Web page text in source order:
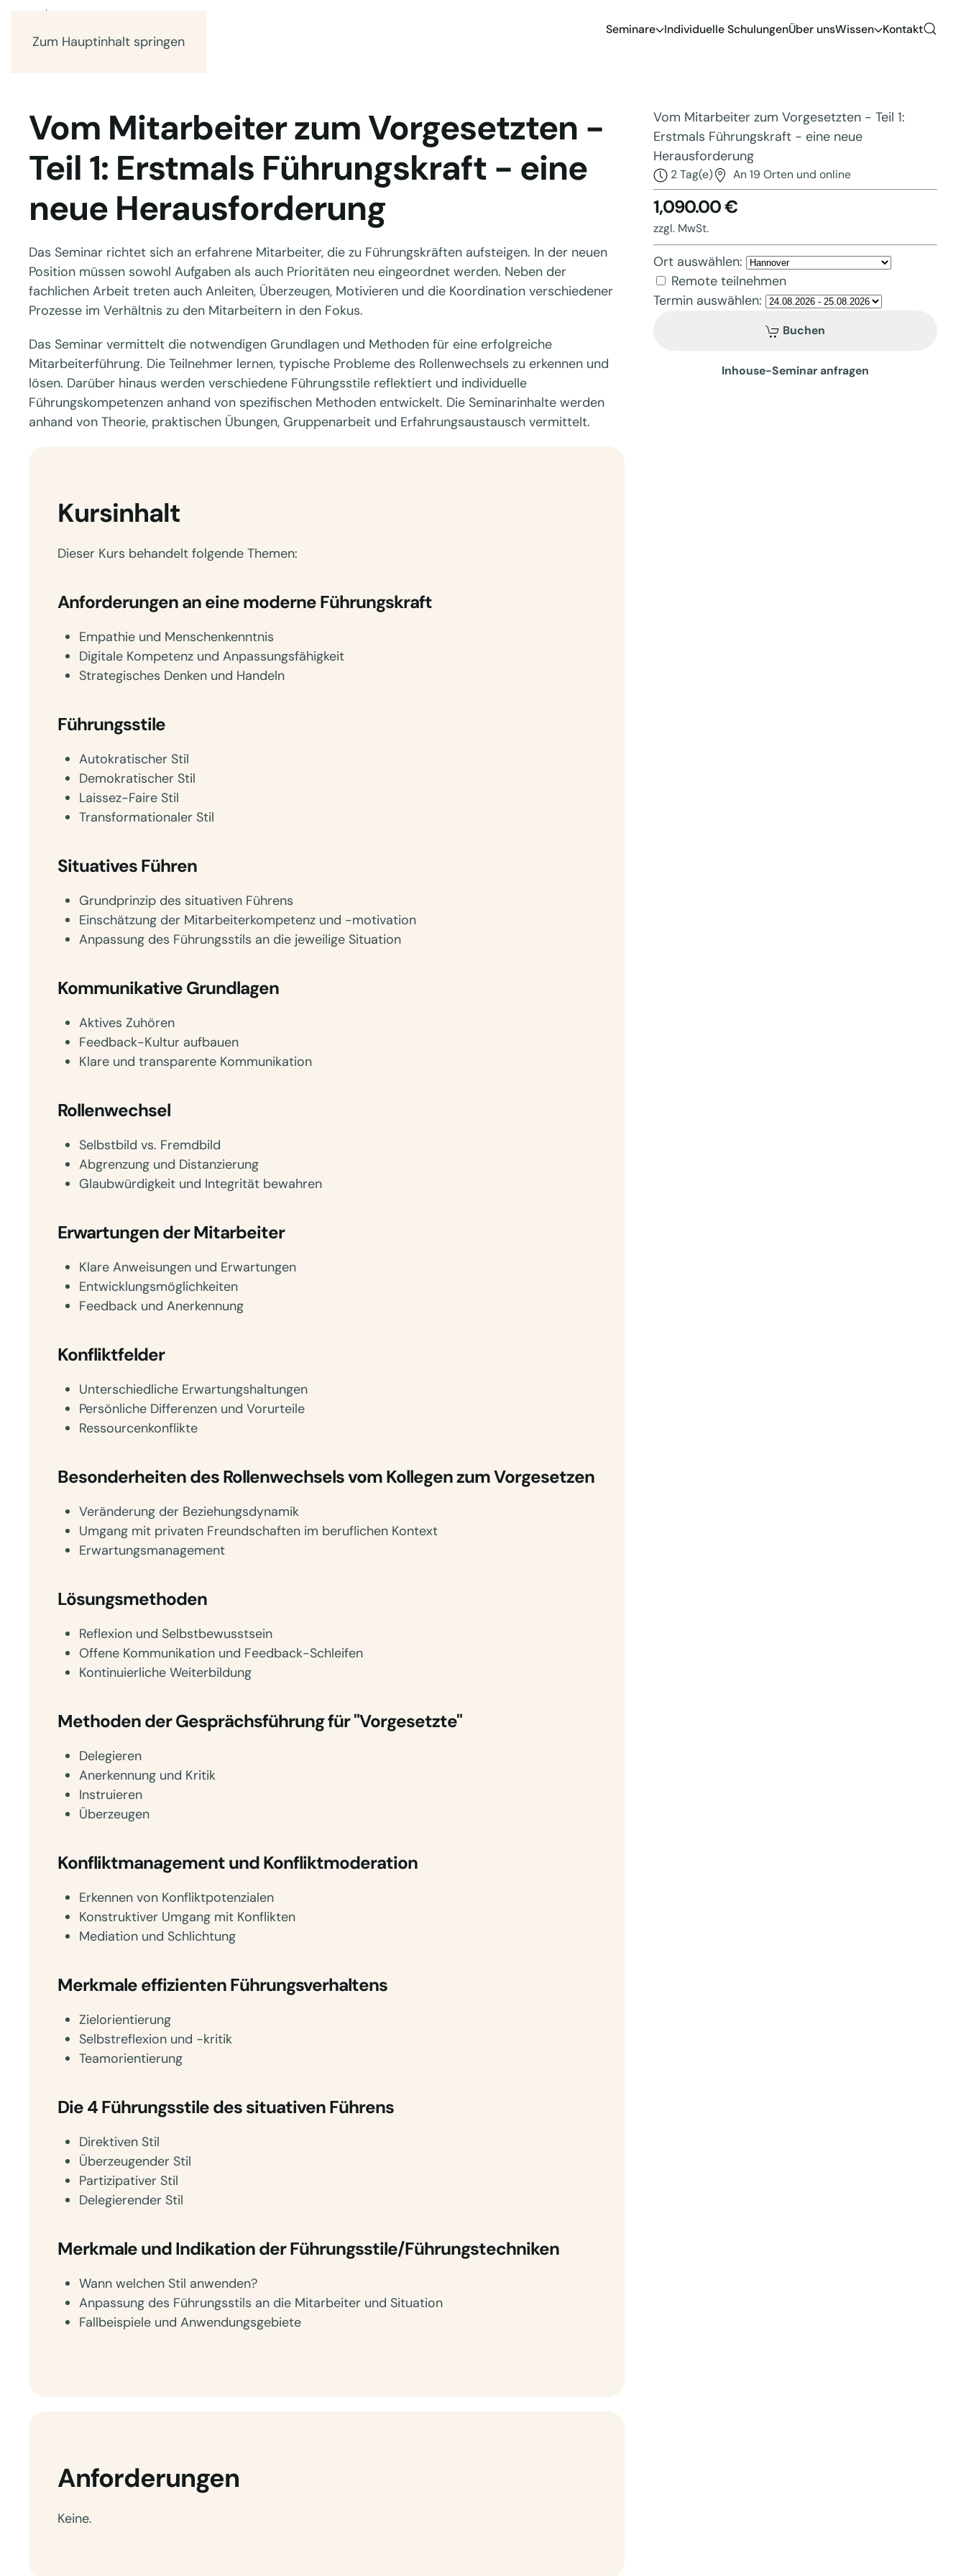
Zum Hauptinhalt springen
Seminare Individuelle SchulungenÜber unsWissen Kontakt
Vom Mitarbeiter zum Vorgesetzten -
Teil 1: Erstmals Führungskraft - eine
neue Herausforderung
Das Seminar richtet sich an erfahrene Mitarbeiter, die zu Führungskräften aufsteigen. In der neuen
Position müssen sowohl Aufgaben als auch Prioritäten neu eingeordnet werden. Neben der
fachlichen Arbeit treten auch Anleiten, Überzeugen, Motivieren und die Koordination verschiedener
Prozesse im Verhältnis zu den Mitarbeitern in den Fokus.
Das Seminar vermittelt die notwendigen Grundlagen und Methoden für eine erfolgreiche
Mitarbeiterführung. Die Teilnehmer lernen, typische Probleme des Rollenwechsels zu erkennen und
lösen. Darüber hinaus werden verschiedene Führungsstile reflektiert und individuelle
Führungskompetenzen anhand von spezifischen Methoden entwickelt. Die Seminarinhalte werden
anhand von Theorie, praktischen Übungen, Gruppenarbeit und Erfahrungsaustausch vermittelt.
Kursinhalt
Dieser Kurs behandelt folgende Themen:
Anforderungen an eine moderne Führungskraft
Empathie und Menschenkenntnis
Digitale Kompetenz und Anpassungsfähigkeit
Strategisches Denken und Handeln
Führungsstile
Autokratischer Stil
Demokratischer Stil
Laissez-Faire Stil
Transformationaler Stil
Situatives Führen
Grundprinzip des situativen Führens
Einschätzung der Mitarbeiterkompetenz und -motivation
Anpassung des Führungsstils an die jeweilige Situation
Kommunikative Grundlagen
Aktives Zuhören
Feedback-Kultur aufbauen
Klare und transparente Kommunikation
Rollenwechsel
Selbstbild vs. Fremdbild
Abgrenzung und Distanzierung
Glaubwürdigkeit und Integrität bewahren
Erwartungen der Mitarbeiter
Klare Anweisungen und Erwartungen
Entwicklungsmöglichkeiten
Feedback und Anerkennung
Konfliktfelder
Unterschiedliche Erwartungshaltungen
Persönliche Differenzen und Vorurteile
Ressourcenkonflikte
Besonderheiten des Rollenwechsels vom Kollegen zum Vorgesetzen
Veränderung der Beziehungsdynamik
Umgang mit privaten Freundschaften im beruflichen Kontext
Erwartungsmanagement
Lösungsmethoden
Reflexion und Selbstbewusstsein
Offene Kommunikation und Feedback-Schleifen
Kontinuierliche Weiterbildung
Methoden der Gesprächsführung für "Vorgesetzte"
Delegieren
Anerkennung und Kritik
Instruieren
Überzeugen
Konfliktmanagement und Konfliktmoderation
Erkennen von Konfliktpotenzialen
Konstruktiver Umgang mit Konflikten
Mediation und Schlichtung
Merkmale effizienten Führungsverhaltens
Zielorientierung
Selbstreflexion und -kritik
Teamorientierung
Die 4 Führungsstile des situativen Führens
Direktiven Stil
Überzeugender Stil
Partizipativer Stil
Delegierender Stil
Merkmale und Indikation der Führungsstile/Führungstechniken
Wann welchen Stil anwenden?
Anpassung des Führungsstils an die Mitarbeiter und Situation
Fallbeispiele und Anwendungsgebiete
Anforderungen
Keine.
Vom Mitarbeiter zum Vorgesetzten - Teil 1:
Erstmals Führungskraft - eine neue
Herausforderung
2 Tag(e) An 19 Orten und online
1,090.00 €
zzgl. MwSt.
Ort auswählen:
Remote teilnehmen
Termin auswählen:
Buchen
Inhouse-Seminar anfragen